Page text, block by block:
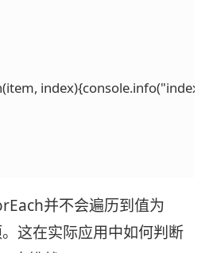
并不会遍历到值为
这在实际应用中如何判断